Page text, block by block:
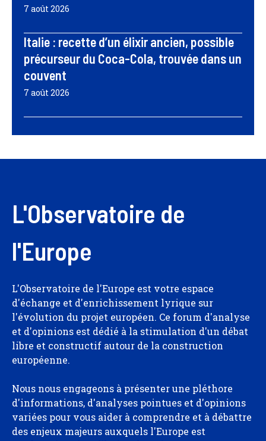
7 août 2026
Italie : recette d’un élixir ancien, possible
précurseur du Coca-Cola, trouvée dans un
couvent
7 août 2026
L'Observatoire de
l'Europe
L'Observatoire de l'Europe est votre espace
d'échange et d'enrichissement lyrique sur
l'évolution du projet européen. Ce forum d'analyse
et d'opinions est dédié à la stimulation d'un débat
libre et constructif autour de la construction
européenne.
Nous nous engageons à présenter une pléthore
d'informations, d'analyses pointues et d'opinions
variées pour vous aider à comprendre et à débattre
des enjeux majeurs auxquels l'Europe est